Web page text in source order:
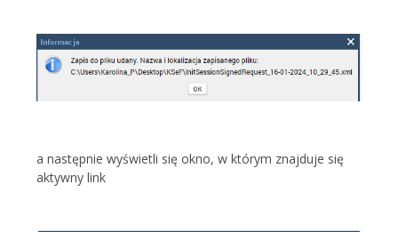
a następnie wyświetli się okno, w którym znajduje się
aktywny link